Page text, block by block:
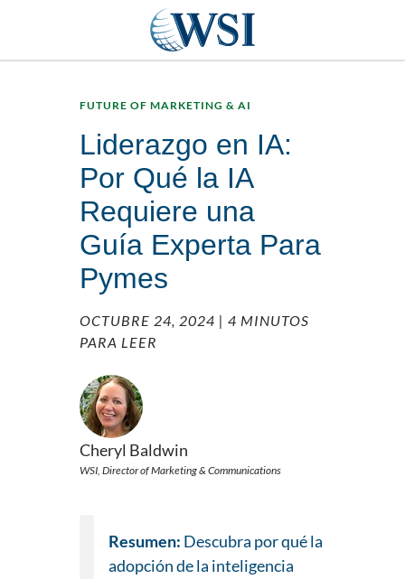
FUTURE OF MARKETING & AI
Liderazgo en IA:
Por Qué la IA
Requiere una
Guía Experta Para
Pymes
OCTUBRE 24, 2024 | 4 MINUTOS
PARA LEER
Cheryl Baldwin
WSI, Director of Marketing & Communications
Resumen: Descubra por qué la
adopción de la inteligencia